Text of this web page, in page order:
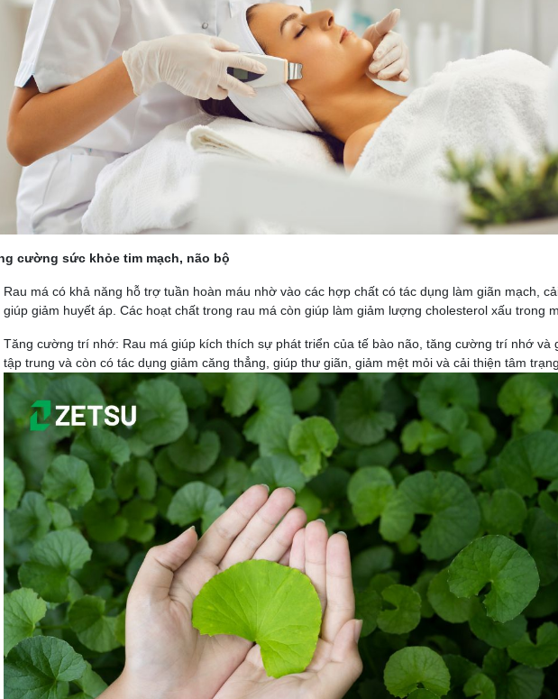
cường sức khỏe tim mạch, não bộ
Rau má có khả năng hỗ trợ tuần hoàn máu nhờ vào các hợp chất có tác dụng làm giãn mạch,
giúp giảm huyết áp. Các hoạt chất trong rau má còn giúp làm giảm lượng cholesterol xấu trong
Tăng cường trí nhớ: Rau má giúp kích thích sự phát triển của tế bào não, tăng cường trí nhớ và
tập trung và còn có tác dụng giảm căng thẳng, giúp thư giãn, giảm mệt mỏi và cải thiện tâm